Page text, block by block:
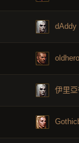
dAddy
oldhero
伊里